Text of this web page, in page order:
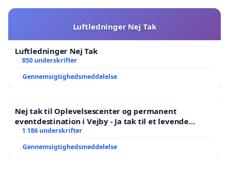
Luftledninger Nej Tak
Luftledninger Nej Tak
850 underskrifter
Gennemsigtighedsmeddelelse
Nej tak til Oplevelsescenter og permanent
eventdestination i Vejby - Ja tak til et levende
lokalområde i balance
1 186 underskrifter
Gennemsigtighedsmeddelelse